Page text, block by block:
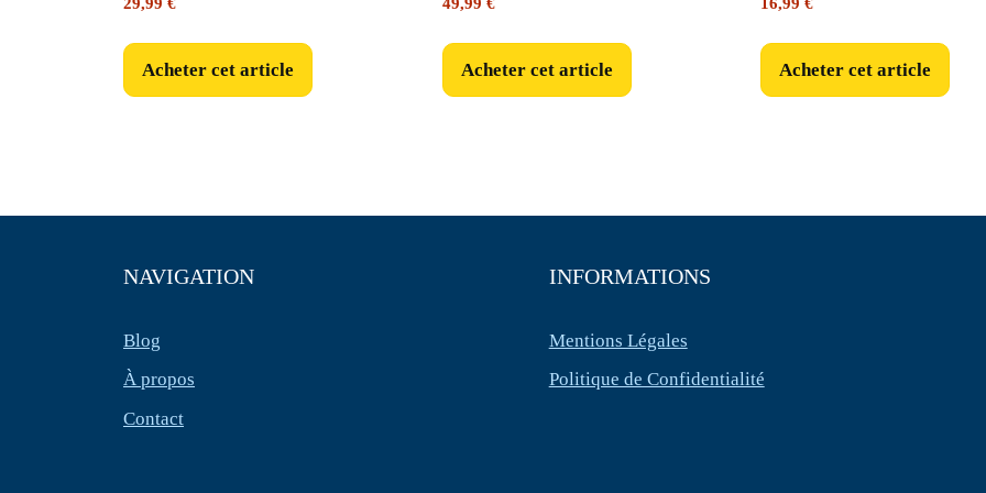
Acheter cet article Acheter cet article Acheter cet article
NAVIGATION
Blog
À propos
Contact
INFORMATIONS
Mentions Légales
Politique de Confidentialité